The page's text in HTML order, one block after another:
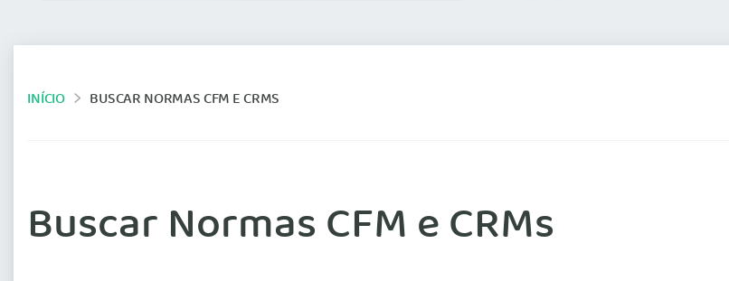
INÍCIO BUSCAR NORMAS CFM E CRMS
Buscar Normas CFM e CRMs